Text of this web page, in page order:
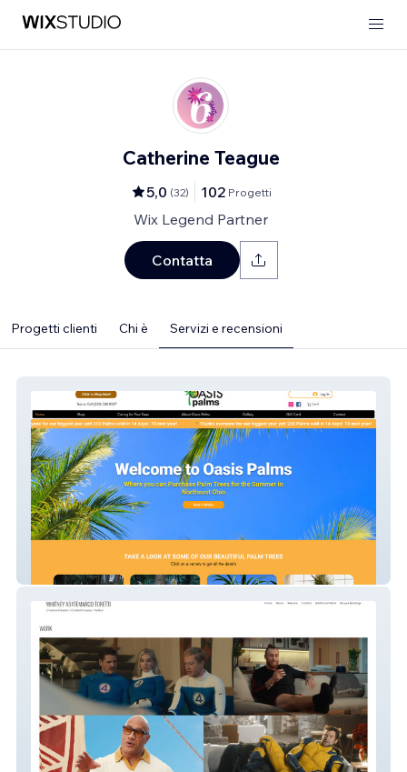
Catherine Teague
5,0 (32) 102 Progetti
Wix Legend Partner
Contatta
Progetti clienti Chi è Servizi e recensioni
Oasis Palms